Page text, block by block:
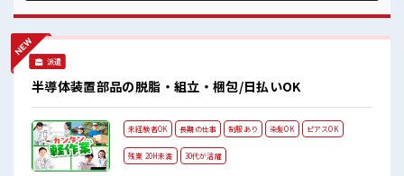
派遣
半導体装置部品の脱脂・組立・梱包/日払いOK
未経験者OK 長期の仕事 制服あり 染髪OK ピアスOK
残業 20H未満 30代が活躍